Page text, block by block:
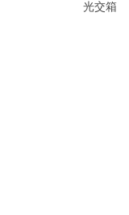
光交箱